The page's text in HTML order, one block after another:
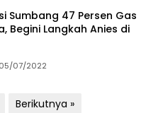
Sumbang 47 Persen Gas
Begini Langkah Anies di
05/07/2022
Berikutnya »